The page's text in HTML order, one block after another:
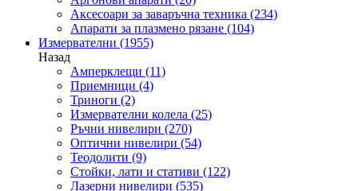
Аксесоари за заваръчна техника (234)
Апарати за плазмено рязане (104)
Измервателни (1955)
Назад
Амперклещи (11)
Приемници (4)
Триноги (2)
Измервателни колела (25)
Ръчни нивелири (270)
Оптични нивелири (54)
Теодолити (9)
Стойки, лати и стативи (122)
Лазерни нивелири (535)